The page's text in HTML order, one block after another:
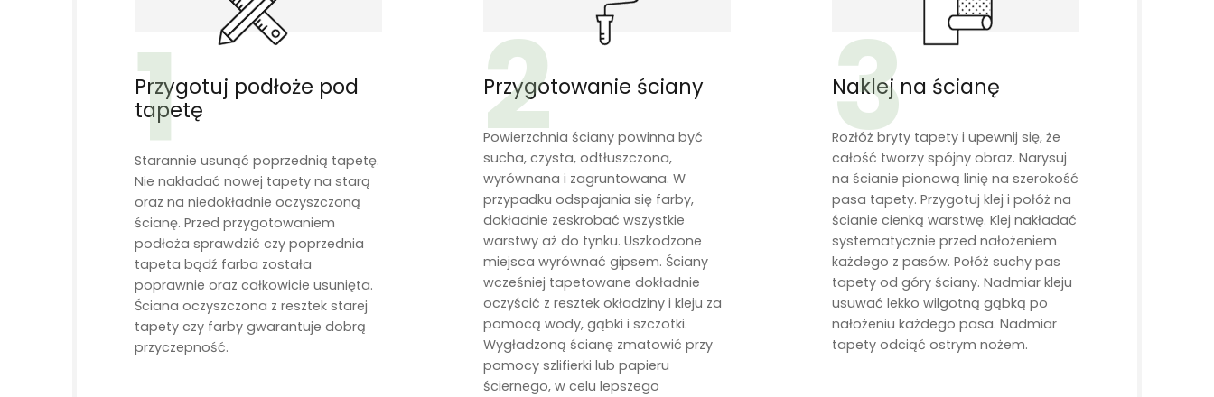
1
Przygotuj podłoże pod
tapetę
Starannie usunąć poprzednią tapetę.
Nie nakładać nowej tapety na starą
oraz na niedokładnie oczyszczoną
ścianę. Przed przygotowaniem
podłoża sprawdzić czy poprzednia
tapeta bądź farba została
poprawnie oraz całkowicie usunięta.
Ściana oczyszczona z resztek starej
tapety czy farby gwarantuje dobrą
przyczepność.
2
Przygotowanie ściany
Powierzchnia ściany powinna być
sucha, czysta, odtłuszczona,
wyrównana i zagruntowana. W
przypadku odspajania się farby,
dokładnie zeskrobać wszystkie
warstwy aż do tynku. Uszkodzone
miejsca wyrównać gipsem. Ściany
wcześniej tapetowane dokładnie
oczyścić z resztek okładziny i kleju za
pomocą wody, gąbki i szczotki.
Wygładzoną ścianę zmatowić przy
pomocy szlifierki lub papieru
ściernego, w celu lepszego
3
Naklej na ścianę
Rozłóż bryty tapety i upewnij się, że
całość tworzy spójny obraz. Narysuj
na ścianie pionową linię na szerokość
pasa tapety. Przygotuj klej i połóż na
ścianie cienką warstwę. Klej nakładać
systematycznie przed nałożeniem
każdego z pasów. Połóż suchy pas
tapety od góry ściany. Nadmiar kleju
usuwać lekko wilgotną gąbką po
nałożeniu każdego pasa. Nadmiar
tapety odciąć ostrym nożem.